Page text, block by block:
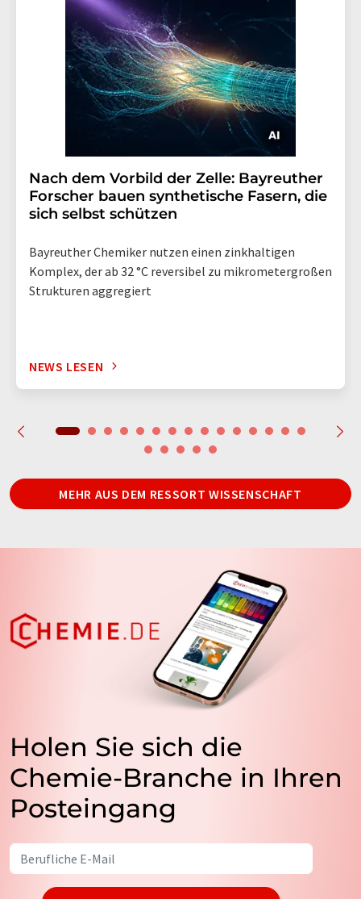
Nach dem Vorbild der Zelle: Bayreuther
Forscher bauen synthetische Fasern, die
sich selbst schützen
Bayreuther Chemiker nutzen einen zinkhaltigen
Komplex, der ab 32 °C reversibel zu mikrometergroßen
Strukturen aggregiert
NEWS LESEN
MEHR AUS DEM RESSORT WISSENSCHAFT
Holen Sie sich die
Chemie-Branche in Ihren
Posteingang